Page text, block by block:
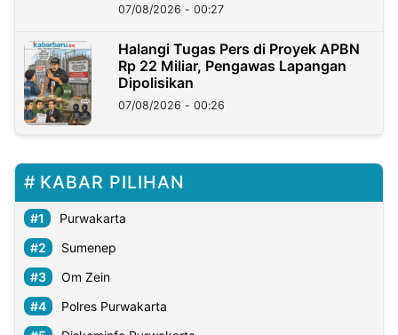
07/08/2026 - 00:27
Halangi Tugas Pers di Proyek APBN
Rp 22 Miliar, Pengawas Lapangan
Dipolisikan
07/08/2026 - 00:26
KABAR PILIHAN
Purwakarta
Sumenep
Om Zein
Polres Purwakarta